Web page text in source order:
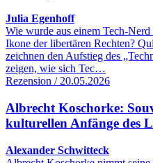
Julia Egenhoff
Wie wurde aus einem Tech-
Ikone der libertären Rechten?
zeichnen den Aufstieg des
zeigen, wie sich Tec…
Rezension / 20.05.2026
Albrecht Koschorke:
kulturellen Anfänge des
Alexander Schwitteck